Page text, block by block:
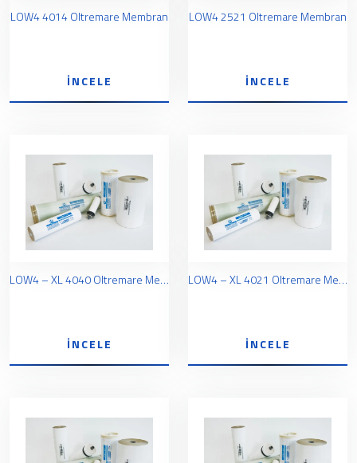
LOW4 4014 Oltremare Membran
İNCELE
LOW4 2521 Oltremare Membran
İNCELE
LOW4 – XL 4040 Oltremare Membran
İNCELE
LOW4 – XL 4021 Oltremare Membran
İNCELE